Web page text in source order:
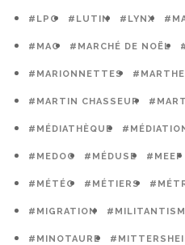
#LPO #LUTIN #LYNX
#MAO #MARCHÉ DE NOËL
#MARIONNETTES
#MARTIN CHASSEUR
#MÉDIATHÈQUE
#MEDOC #MÉDUSE #MEEF
#MÉTÉO #MÉTIERS
#MIGRATION
#MINOTAURE